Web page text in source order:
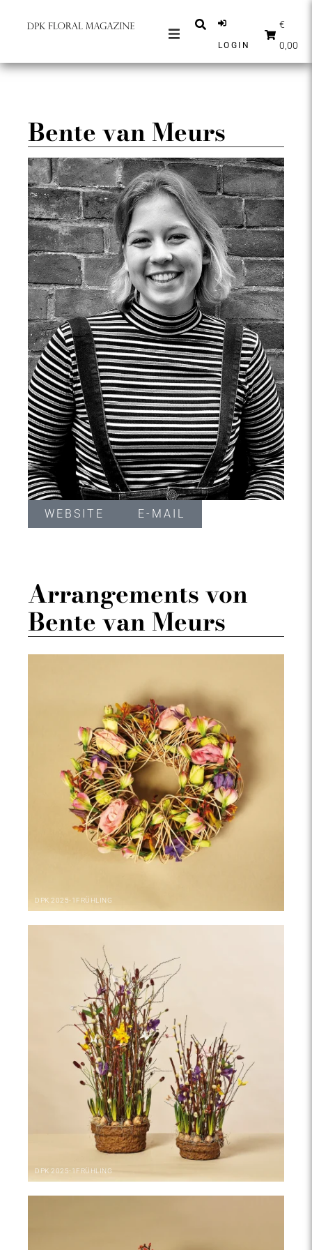
PARTNER
SHOP
DEUTSCH
ABONNIEREN
LOGIN
€
0,00
Bente van Meurs
WEBSITE E-MAIL
Arrangements von
Bente van Meurs
DPK 2025-1 FRÜHLING
DPK 2025-1 FRÜHLING